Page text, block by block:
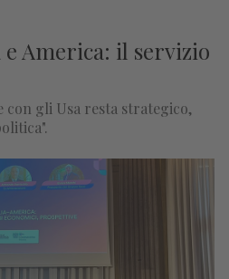
America: il servizio
gli Usa resta strategico,